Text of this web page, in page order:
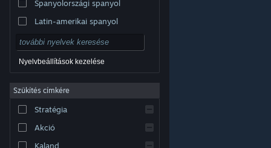
védjegyek jogos tulajdonosaiké az Egyesült
szabályzat
| Jogi információk
Steam előfizetői szerződés
Spanyolországi spanyol
Latin-amerikai spanyol
Nyelvbeállítások kezelése
Szűkítés címkére
Stratégia
Akció
Kaland